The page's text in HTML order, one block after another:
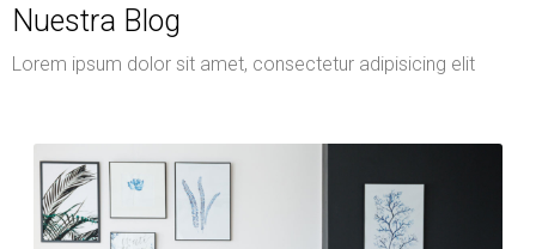
Nuestra Blog
Lorem ipsum dolor sit amet, consectetur adipisicing elit